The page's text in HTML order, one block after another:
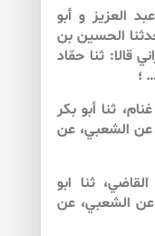
العزيز و أبو
الحسين بن
قالا: ثنا حمّاد
؛
ثنا أبو بكر
عن الشعبي، عن
ثنا ابو
عن الشعبي، عن